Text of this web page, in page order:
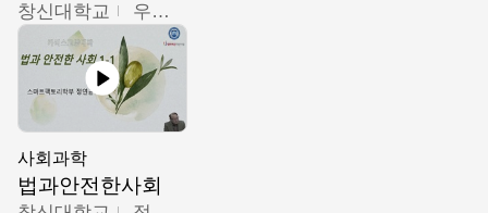
창신대학교 우미옥,오윤경,박선이
사회과학
법과안전한사회